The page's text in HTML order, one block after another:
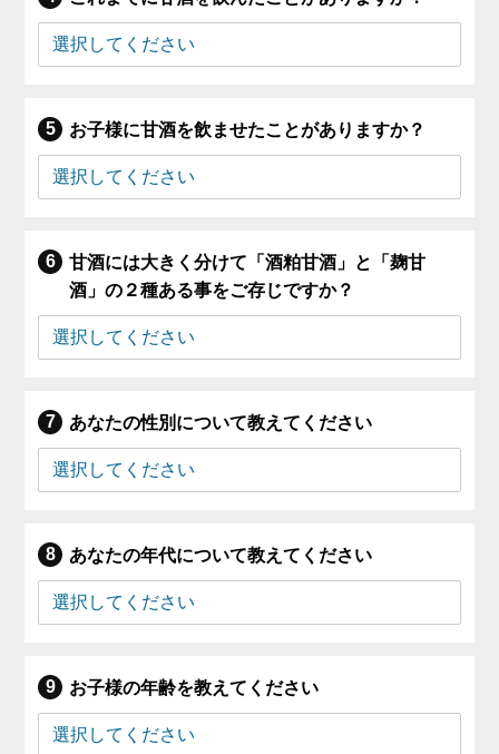
お子様に甘酒を飲ませたことがありますか？
甘酒には大きく分けて「酒粕甘酒」と「麹甘
酒」の２種ある事をご存じですか？
あなたの性別について教えてください
あなたの年代について教えてください
お子様の年齢を教えてください